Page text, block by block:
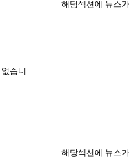
해당섹션에 뉴스
습니
해당섹션에 뉴스